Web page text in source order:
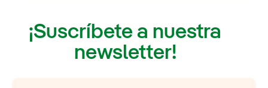
¡Suscríbete a nuestra
newsletter!